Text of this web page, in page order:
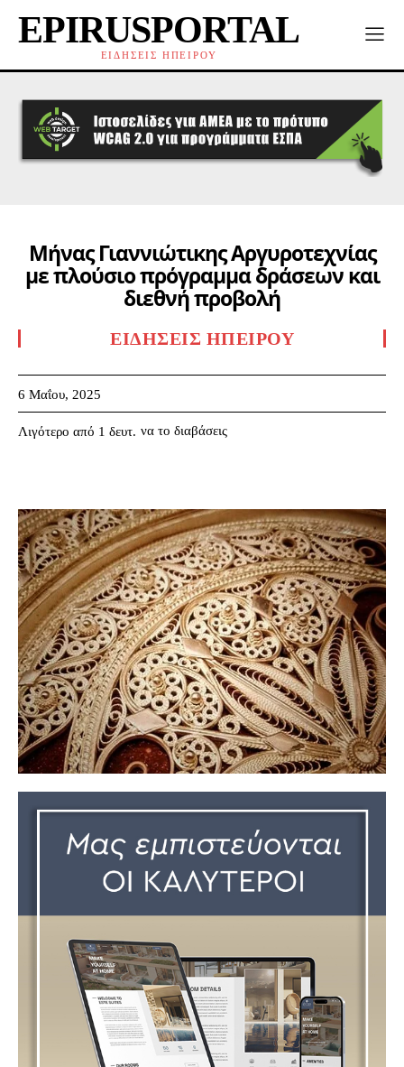
EPIRUSPORTAL
ΕΙΔΗΣΕΙΣ ΗΠΕΙΡΟΥ
Μήνας Γιαννιώτικης Αργυροτεχνίας
με πλούσιο πρόγραμμα δράσεων και
διεθνή προβολή
ΕΙΔΉΣΕΙΣ ΗΠΕΊΡΟΥ
6 Μαΐου, 2025
Λιγότερο από 1 δευτ. να το διαβάσεις